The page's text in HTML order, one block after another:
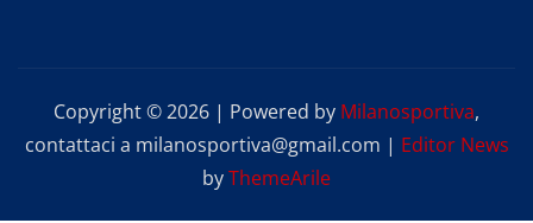
Copyright © 2026 | Powered by Milanosportiva,
contattaci a milanosportiva@gmail.com | Editor News
byThemeArile